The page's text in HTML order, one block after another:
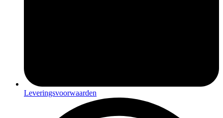
Leveringsvoorwaarden